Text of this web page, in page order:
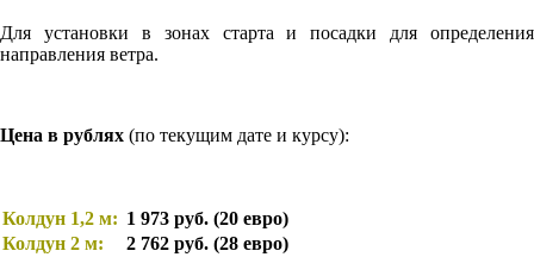
Для установки в зонах старта и посадки для определения
направления ветра.
Цена в рублях (по текущим дате и курсу):
Колдун 1,2 м: 1 973 руб. (20 евро)
Колдун 2 м:
2 762 руб. (28 евро)